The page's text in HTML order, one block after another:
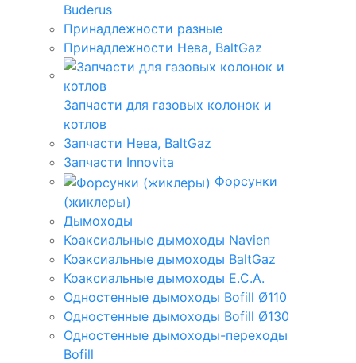
Buderus
Принадлежности разные
Принадлежности Нева, BaltGaz
Запчасти для газовых колонок и
котлов
Запчасти Нева, BaltGaz
Запчасти Innovita
Форсунки
(жиклеры)
Дымоходы
Коаксиальные дымоходы Navien
Коаксиальные дымоходы BaltGaz
Коаксиальные дымоходы E.C.A.
Одностенные дымоходы Bofill Ø110
Одностенные дымоходы Bofill Ø130
Одностенные дымоходы-переходы
Bofill